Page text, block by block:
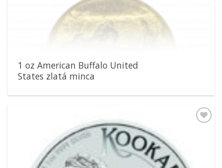
1 oz American Buffalo United
States zlatá minca